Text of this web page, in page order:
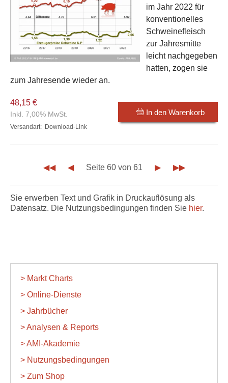
im Jahr 2022 für
konventionelles
Schweinefleisch
zur Jahresmitte
leicht nachgegeben
hatten, zogen sie
zum Jahresende wieder an.
48,15 €
Inkl. 7,00% MwSt.
Versandart: Download-Link
In den Warenkorb
◀◀ ◀ Seite 60 von 61 ▶ ▶▶
Sie erwerben Text und Grafik in Druckauflösung als
Datensatz. Die Nutzungsbedingungen finden Sie hier.
> Markt Charts
> Online-Dienste
> Jahrbücher
> Analysen & Reports
> AMI-Akademie
> Nutzungsbedingungen
> Zum Shop